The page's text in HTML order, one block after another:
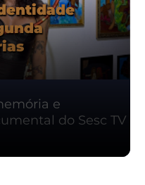
e
do Sesc TV